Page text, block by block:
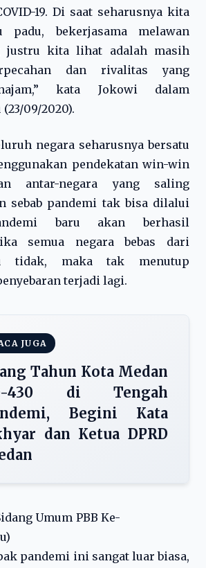
19. Di saat seharusnya kita
padu, bekerjasama melawan
justru kita lihat adalah masih
dan rivalitas yang
kata Jokowi dalam
09/2020).
negara seharusnya bersatu
pendekatan win-win
antar-negara yang saling
sebab pandemi tak bisa dilalui
baru akan berhasil
semua negara bebas dari
tidak, maka tak menutup
terjadi lagi.
JUGA
Tahun Kota Medan
430 di Tengah
Begini Kata
dan Ketua DPRD
Umum PBB Ke-
pandemi ini sangat luar biasa,